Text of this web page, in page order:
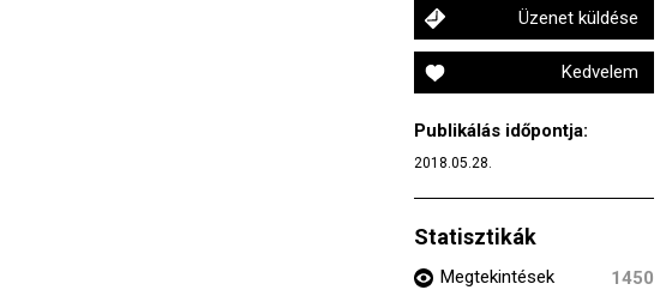
Üzenet küldése
Kedvelem
Publikálás időpontja:
2018.05.28.
Statisztikák
Megtekintések
1450